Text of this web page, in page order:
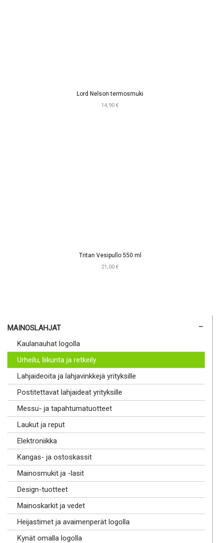
Lord Nelson termosmuki
14,90 €
Tritan Vesipullo 550 ml
21,00 €
MAINOSLAHJAT
Kaulanauhat logolla
Urheilu, liikunta ja retkeily
Lahjaideoita ja lahjavinkkejä yrityksille
Postitettavat lahjaideat yrityksille
Messu- ja tapahtumatuotteet
Laukut ja reput
Elektroniikka
Kangas- ja ostoskassit
Mainosmukit ja -lasit
Design-tuotteet
Mainoskarkit ja vedet
Heijastimet ja avaimenperät logolla
Kynät omalla logolla